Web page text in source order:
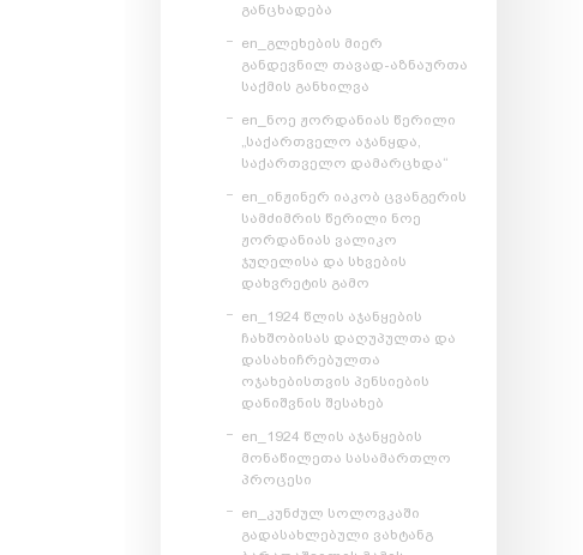
განცხადება
en_გლეხების მიერ
განდევნილ თავად-აზნაურთა
საქმის განხილვა
en_ნოე ჟორდანიას წერილი
„საქართველო აჯანყდა,
საქართველო დამარცხდა“
en_ინჟინერ იაკობ ცვანგერის
სამძიმრის წერილი ნოე
ჟორდანიას ვალიკო
ჯუღელისა და სხვების
დახვრეტის გამო
en_1924 წლის აჯანყების
ჩახშობისას დაღუპულთა და
დასახიჩრებულთა
ოჯახებისთვის პენსიების
დანიშვნის შესახებ
en_1924 წლის აჯანყების
მონაწილეთა სასამართლო
პროცესი
en_კუნძულ სოლოვკაში
გადასახლებული ვახტანგ